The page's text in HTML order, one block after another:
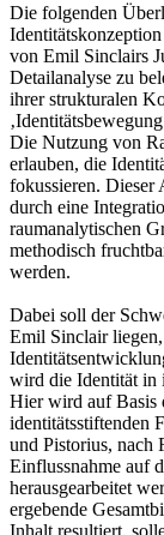
Die folgenden
von Emil Sinclairs
Detailanalyse zu
ihrer strukturalen
Die Nutzung von
erlauben, die
fokussieren. Dieser
durch eine
raumanalytischen
methodisch
werden.
Dabei soll der
Emil Sinclair
wird die Identität in
Hier wird auf Basis
identitätsstiftenden
und Pistorius, nach
Einflussnahme auf
herausgearbeitet
ergebende
Inhalt resultiert,